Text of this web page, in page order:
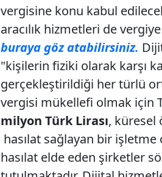
vergisine konu kabul
aracılık hizmetleri de
buraya göz atabilirsiniz.
"kişilerin fiziki olarak karşı
gerçekleştirildiği her türlü
vergisi mükellefi olmak için
milyon Türk Lirası, küresel
hasılat sağlayan bir
hasılat elde eden şirketler